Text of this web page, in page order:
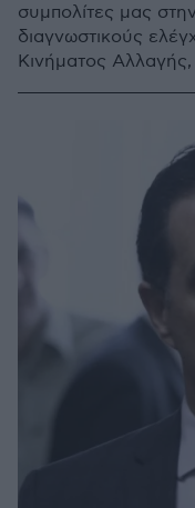
συμπολίτες μας
διαγνωστικούς
Κινήματος